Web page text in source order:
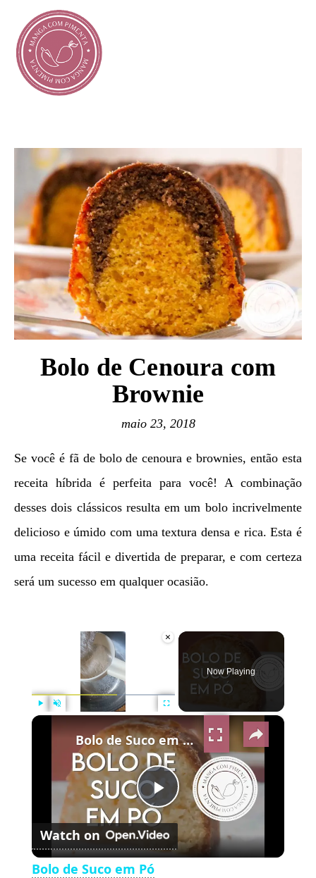
Bolo de Cenoura com
Brownie
maio 23, 2018
Se você é fã de bolo de cenoura e brownies, então esta
receita híbrida é perfeita para você! A combinação
desses dois clássicos resulta em um bolo incrivelmente
delicioso e úmido com uma textura densa e rica. Esta é
uma receita fácil e divertida de preparar, e com certeza
será um sucesso em qualquer ocasião.
×
Fullscreen
Now Playing
×
Play
Video
Bolo de Suco em Pó
Watch on
Bolo de Suco em Pó